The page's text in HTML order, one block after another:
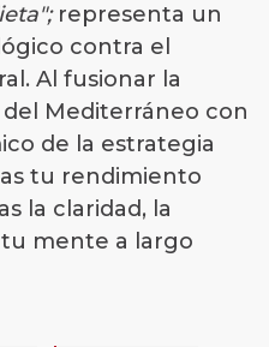
representa un
contra el
Al fusionar la
Mediterráneo con
de la estrategia
tu rendimiento
la claridad, la
mente a largo